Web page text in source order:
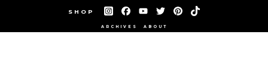
SHOP
ARCHIVES ABOUT